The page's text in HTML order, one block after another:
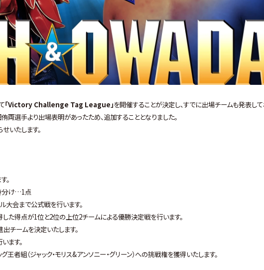
「Victory Challenge Tag League 」を開催することが決定し、すでに出場チームも発表し
選手より出場表明があったため、追加することとなりました。
いたします。
。
け…1点
会まで公式戦を行います。
得点が1位と2位の上位2チームによる優勝決定戦を行います。
チームを決定いたします。
ます。
組（ジャック・モリス&アンソニー・グリーン）への挑戦権を獲得いたします。